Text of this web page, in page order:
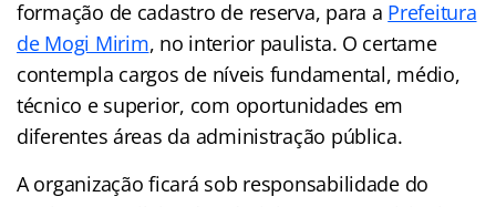
formação de cadastro de reserva, para a Prefeitura
de Mogi Mirim, no interior paulista. O certame
contempla cargos de níveis fundamental, médio,
técnico e superior, com oportunidades em
diferentes áreas da administração pública.
A organização ficará sob responsabilidade do